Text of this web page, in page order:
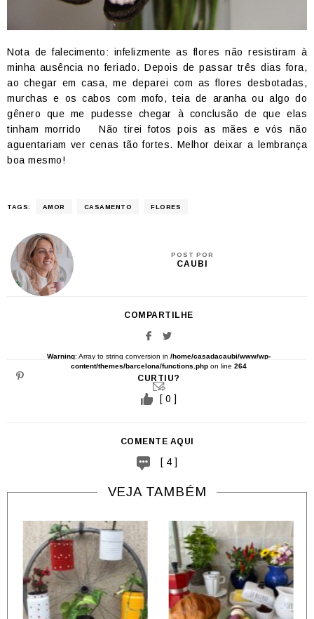
Nota de falecimento: infelizmente as flores não resistiram à
minha ausência no feriado. Depois de passar três dias fora,
ao chegar em casa, me deparei com as flores desbotadas,
murchas e os cabos com mofo, teia de aranha ou algo do
gênero que me pudesse chegar à conclusão de que elas
tinham morrido
Não tirei fotos pois as mães e vós não
aguentariam ver cenas tão fortes. Melhor deixar a lembrança
boa mesmo!
TAGS: AMOR CASAMENTO FLORES
POST POR
CAUBI
COMPARTILHE
Warning: Array to string conversion in /home/casadacaubi/www/wp-
content/themes/barcelona/functions.php on line 264
CURTIU?
[ 0 ]
COMENTE AQUI
[ 4 ]
VEJA TAMBÉM